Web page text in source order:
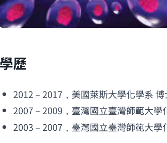
學歷
2012 – 2017，美國萊斯大學化學系 博
2007 – 2009，臺灣國立臺灣師範大學
2003 – 2007，臺灣國立臺灣師範大學